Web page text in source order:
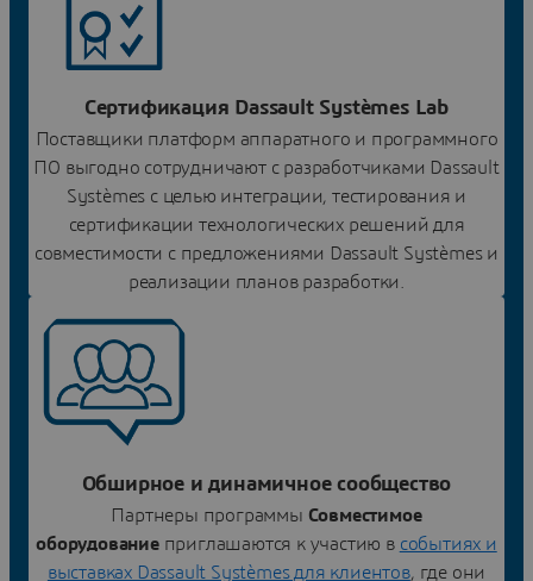
Сертификация Dassault Systèmes Lab
Поставщики платформ аппаратного и программного
ПО выгодно сотрудничают с разработчиками Dassault
Systèmes с целью интеграции, тестирования и
сертификации технологических решений для
совместимости с предложениями Dassault Systèmes и
реализации планов разработки.
Обширное и динамичное сообщество
Партнеры программы Совместимое
оборудованиеприглашаются к участию в событиях и
выставках Dassault Systèmes для клиентов, где они